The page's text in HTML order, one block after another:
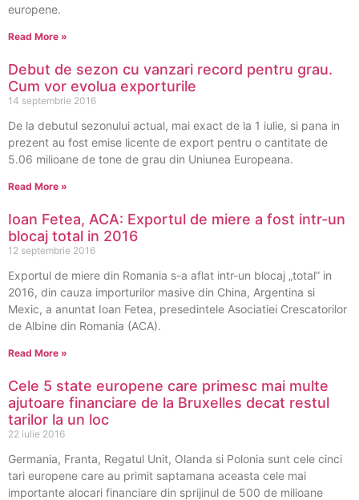
europene.
Read More »
Debut de sezon cu vanzari record pentru grau.
Cum vor evolua exporturile
14 septembrie 2016
De la debutul sezonului actual, mai exact de la 1 iulie, si pana in
prezent au fost emise licente de export pentru o cantitate de
5.06 milioane de tone de grau din Uniunea Europeana.
Read More »
Ioan Fetea, ACA: Exportul de miere a fost intr-un
blocaj total in 2016
12 septembrie 2016
Exportul de miere din Romania s-a aflat intr-un blocaj „total” in
2016, din cauza importurilor masive din China, Argentina si
Mexic, a anuntat Ioan Fetea, presedintele Asociatiei Crescatorilor
de Albine din Romania (ACA).
Read More »
Cele 5 state europene care primesc mai multe
ajutoare financiare de la Bruxelles decat restul
tarilor la un loc
22 iulie 2016
Germania, Franta, Regatul Unit, Olanda si Polonia sunt cele cinci
tari europene care au primit saptamana aceasta cele mai
importante alocari financiare din sprijinul de 500 de milioane